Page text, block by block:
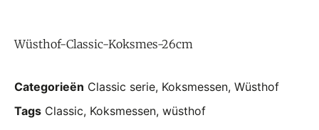
Wüsthof-Classic-Koksmes-26cm
Categorieën Classic serie, Koksmessen, Wüsthof
Tags Classic, Koksmessen, wüsthof